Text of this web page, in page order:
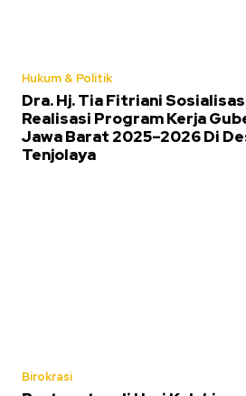
Hukum & Politik
Dra. Hj. Tia Fitriani
Realisasi Program Kerja
Jawa Barat 2025–2026 Di
Tenjolaya
Birokrasi